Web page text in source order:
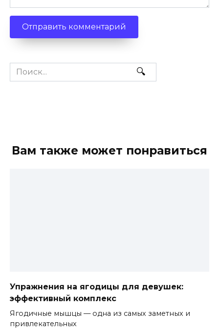
Search
for:
Вам также может понравиться
Упражнения на ягодицы для девушек:
эффективный комплекс
Ягодичные мышцы — одна из самых заметных и
привлекательных